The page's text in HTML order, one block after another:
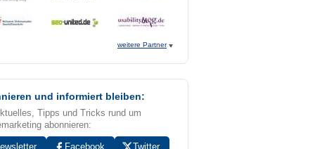
weitere Partner
und informiert bleiben:
Tipps und Tricks rund um
abonnieren:
Facebook
Twitter